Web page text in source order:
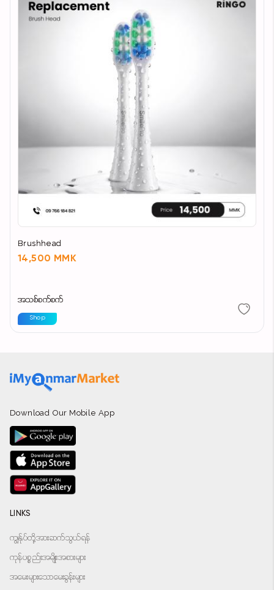
Brushhead
14,500 MMK
အသစ်စက်စက်
Shop
Download Our Mobile App
LINKS
ကျွန်ုပ်တို့အားဆက်သွယ်ရန်
ကုန်ပစ္စည်းအမျိုးအစားများ
အမေးများသောမေးခွန်းများ